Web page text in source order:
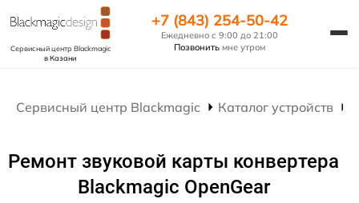
Сервисный центр Blackmagic
в Казани
+7 (843) 254-50-42
Ежедневно с 9:00 до 21:00
Позвонить мне утром
Сервисный центр Blackmagic Каталог устройств
Ремонт звуковой карты конвертера
Blackmagic OpenGear